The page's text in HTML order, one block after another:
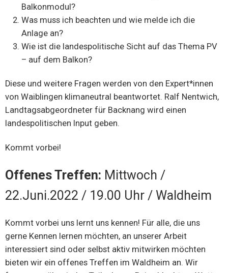
Balkonmodul?
Was muss ich beachten und wie melde ich die
Anlage an?
Wie ist die landespolitische Sicht auf das Thema PV
– auf dem Balkon?
Diese und weitere Fragen werden von den Expert*innen
von Waiblingen klimaneutral beantwortet. Ralf Nentwich,
Landtagsabgeordneter für Backnang wird einen
landespolitischen Input geben.
Kommt vorbei!
Offenes Treffen: Mittwoch /
22.Juni.2022 / 19.00 Uhr / Waldheim
Kommt vorbei uns lernt uns kennen! Für alle, die uns
gerne Kennen lernen möchten, an unserer Arbeit
interessiert sind oder selbst aktiv mitwirken möchten
bieten wir ein offenes Treffen im Waldheim an. Wir